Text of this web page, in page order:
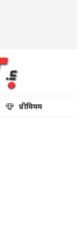
प्रीमियम